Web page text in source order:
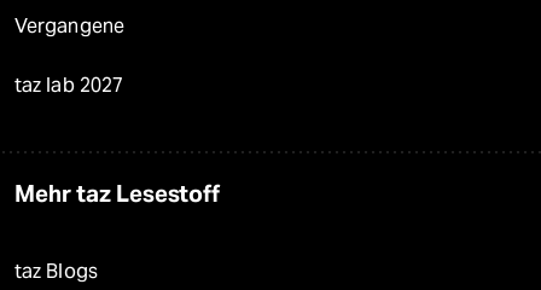
Vergangene
taz lab 2027
Mehr taz Lesestoff
taz Blogs